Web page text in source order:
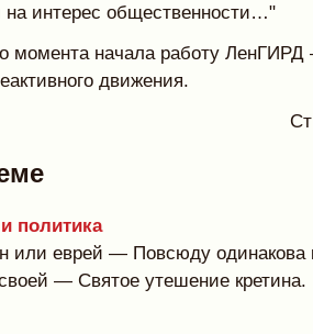
на интерес общественности…"
момента начала работу ЛенГИРД
движения.
политика
или еврей — Повсюду одинакова
— Святое утешение